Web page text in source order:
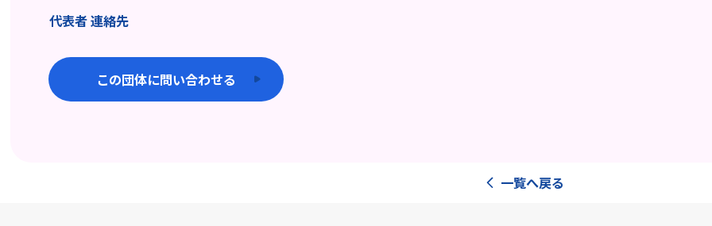
代表者 連絡先
この団体に問い合わせる
一覧へ戻る